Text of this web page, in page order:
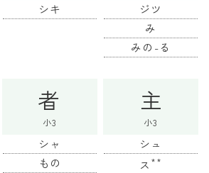
シキ
ジツ
み
みの-る
者
小3
シャ
もの
主
小3
シュ
ス **